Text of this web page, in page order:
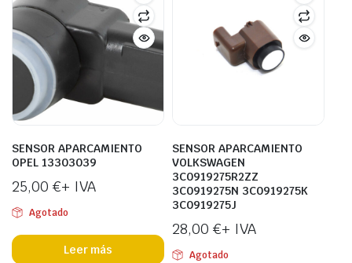
SENSOR APARCAMIENTO
OPEL 13303039
25,00 €+ IVA
Agotado
Leer más
SENSOR APARCAMIENTO
VOLKSWAGEN
3C0919275R2ZZ
3C0919275N 3C0919275K
3C0919275J
28,00 €+ IVA
Agotado